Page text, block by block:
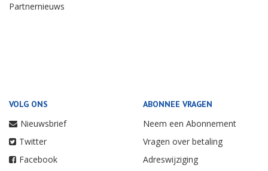
Partnernieuws
VOLG ONS
Nieuwsbrief
Twitter
Facebook
ABONNEE VRAGEN
Neem een Abonnement
Vragen over betaling
Adreswijziging